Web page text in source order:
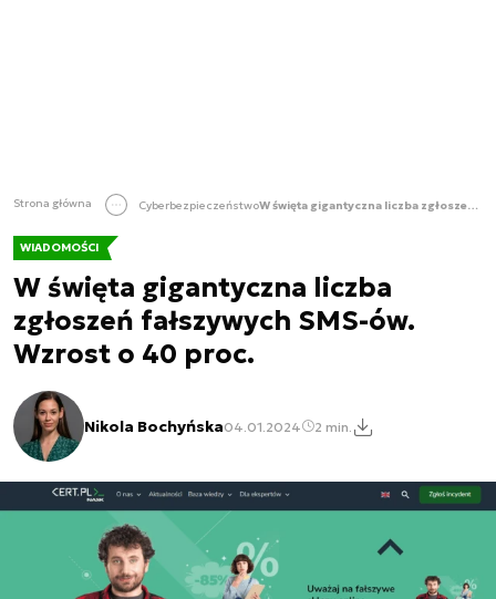
Strona główna Cyberbezpieczeństwo W święta gigantyczna liczba zgłoszeń fałszywych SMS-ów. Wzrost o 40 proc.
WIADOMOŚCI
W święta gigantyczna liczba
zgłoszeń fałszywych SMS-ów.
Wzrost o 40 proc.
Nikola Bochyńska04.01.2024 2 min.